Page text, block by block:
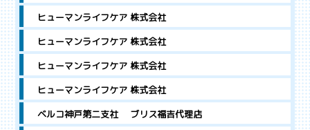
ヒューマンライフケア 株式会社
ヒューマンライフケア 株式会社
ヒューマンライフケア 株式会社
ヒューマンライフケア 株式会社
ベルコ神戸第二支社 ブリス福吉代理店